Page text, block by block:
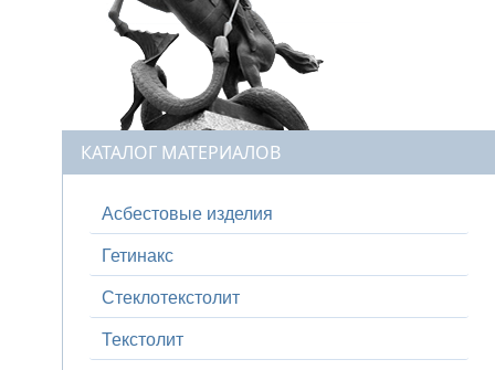
КАТАЛОГ МАТЕРИАЛОВ
Асбестовые изделия
Гетинакс
Стеклотекстолит
Текстолит